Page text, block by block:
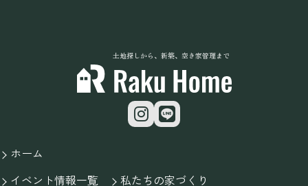
土地探しから、新築、空き家管理まで
ホーム
イベント情報一覧
私たちの家づくり